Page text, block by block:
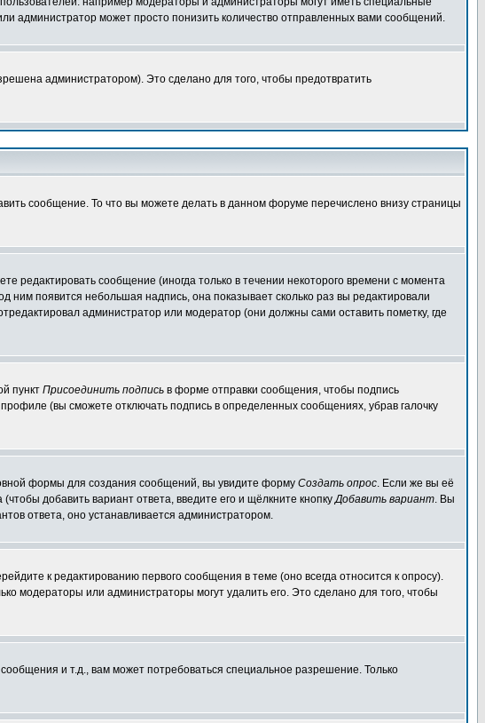
администратор может просто понизить количество отправленных вами сообщений.
администратором). Это сделано для того, чтобы предотвратить
сообщение. То что вы можете делать в данном форуме перечислено внизу страницы
редактировать сообщение (иногда только в течении некоторого времени с момента
появится небольшая надпись, она показывает сколько раз вы редактировали
администратор или модератор (они должны сами оставить пометку, где
пункт Присоединить подпись в форме отправки сообщения, чтобы подпись
(вы сможете отключать подпись в определенных сообщениях, убрав галочку
формы для создания сообщений, вы увидите форму Создать опрос. Если же вы её
добавить вариант ответа, введите его и щёлкните кнопкуДобавить вариант. Вы
ответа, оно устанавливается администратором.
к редактированию первого сообщения в теме (оно всегда относится к опросу).
модераторы или администраторы могут удалить его. Это сделано для того, чтобы
и т.д., вам может потребоваться специальное разрешение. Только